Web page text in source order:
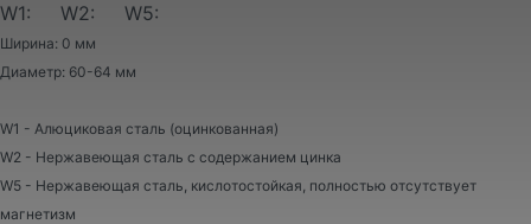
W1:
W2: W5:
Ширина: 0 мм
Диаметр: 60-64 мм
W1 - Алюциковая сталь (оцинкованная)
W2 - Нержавеющая сталь с содержанием цинка
W5 - Нержавеющая сталь, кислотостойкая, полностью отсутствует
магнетизм